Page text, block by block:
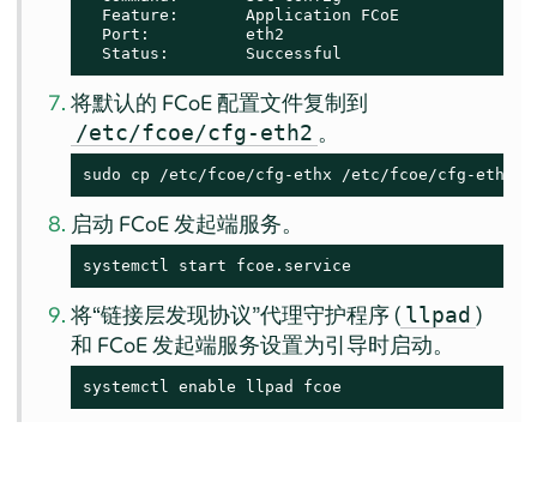
  Feature:       Application FCoE
  Port:          eth2
  Status:        Successful
将默认的 FCoE 配置文件复制到
/etc/fcoe/cfg-eth2 。
sudo cp /etc/fcoe/cfg-ethx /etc/fcoe/cfg-eth2
启动 FCoE 发起端服务。
systemctl start fcoe.service
将“链接层发现协议”代理守护程序 ( llpad )
和 FCoE 发起端服务设置为引导时启动。
systemctl enable llpad fcoe